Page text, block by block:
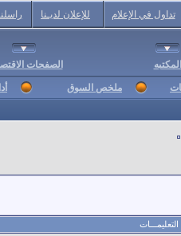
تداول في الإعلام للإعلان لديـنا
المكتبه الصفحات
ملخص السوق
التعليمـــات